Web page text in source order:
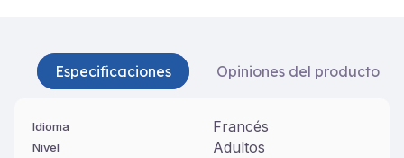
Especificaciones Opiniones del producto
Idioma Francés
Nivel Adultos